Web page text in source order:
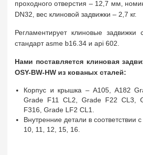
проходного отверстия – 12,7 мм,
DN32, вес клиновой задвижки – 2,7 кг.
Регламентирует клиновые
стандарт asme b16.34 и api 602.
Нами поставляется клиновая
OSY-BW-HW из кованых сталей:
Корпус и крышка – A105, A182
Grade F11 CL2, Grade F22 CL3,
F316, Grade LF2 CL1.
Внутренние детали в соответствии
10, 11, 12, 15, 16.